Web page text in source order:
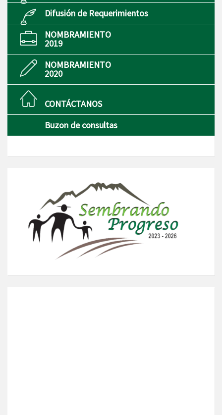
Difusión de Requerimientos
NOMBRAMIENTO
2019
NOMBRAMIENTO
2020
CONTÁCTANOS
Buzon de consultas